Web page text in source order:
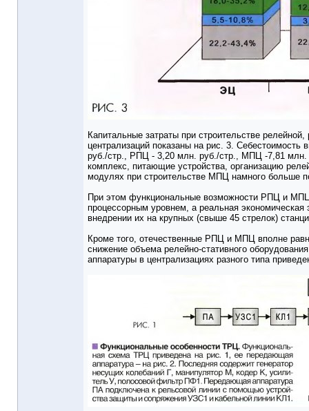
Капитальные затраты при строительстве
централизаций показаны на рис. 3.
руб./стр., РПЦ - 3,20 млн. руб./стр., МПЦ -7,81 млн.
комплекс, питающие устройства, организацию
модулях при строительстве МПЦ намного больше
При этом функциональные возможности РПЦ и
процессорным уровнем, а реальная
внедрении их на крупных (свыше 45 стрелок)
Кроме того, отечественные РПЦ и МПЦ вполне
снижение объема релейно-стативного
аппаратуры в централизациях разного типа